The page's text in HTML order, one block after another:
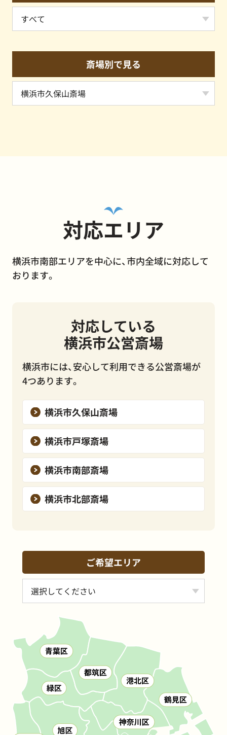
斎場別で見る
対応エリア
横浜市南部エリアを中心に、市内全域に対応して
おります。
対応している
横浜市公営斎場
横浜市には、安心して利用できる公営斎場が
4つあります。
横浜市久保山斎場
横浜市戸塚斎場
横浜市南部斎場
横浜市北部斎場
ご希望エリア